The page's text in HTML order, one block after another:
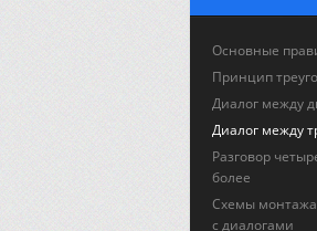
Основные
Принцип
Диалог между
Диалог между
Разговор
более
Схемы монтажа
с диалогами